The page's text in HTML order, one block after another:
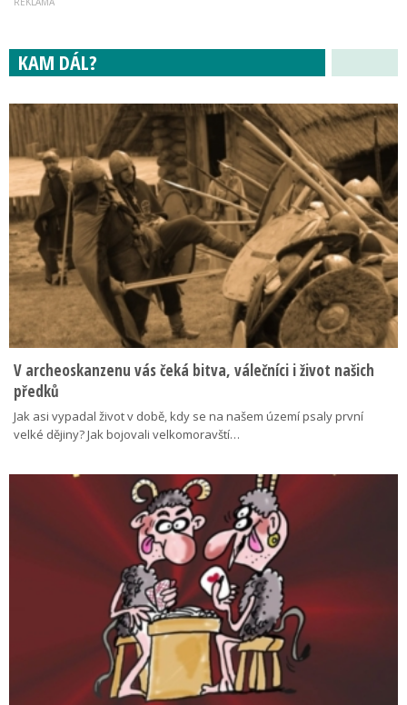
KAM DÁL?
V archeoskanzenu vás čeká bitva, válečníci i život našich
předků
Jak asi vypadal život v době, kdy se na našem území psaly první
velké dějiny? Jak bojovali velkomoravští…